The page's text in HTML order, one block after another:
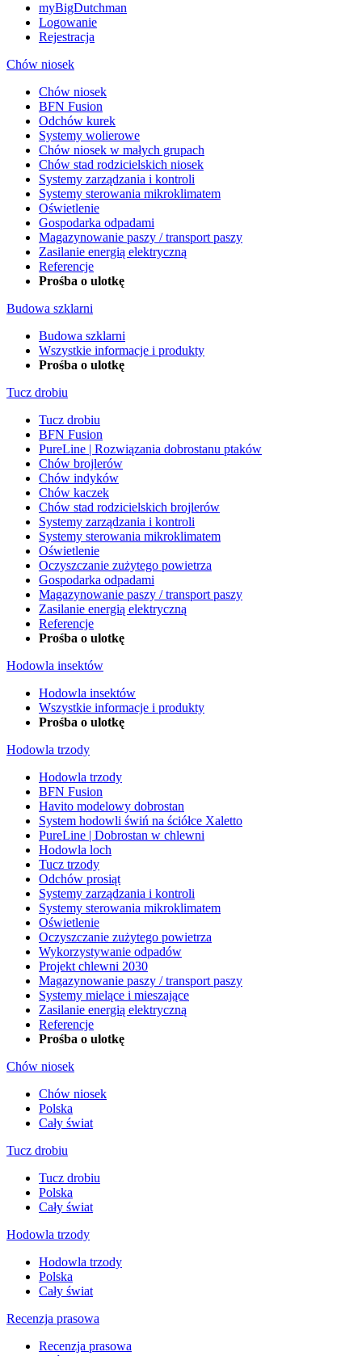
myBigDutchman
Logowanie
Rejestracja
Chów niosek
Chów niosek
BFN Fusion
Odchów kurek
Systemy wolierowe
Chów niosek w małych grupach
Chów stad rodzicielskich niosek
Systemy zarządzania i kontroli
Systemy sterowania mikroklimatem
Oświetlenie
Gospodarka odpadami
Magazynowanie paszy / transport paszy
Zasilanie energią elektryczną
Referencje
Prośba o ulotkę
Budowa szklarni
Budowa szklarni
Wszystkie informacje i produkty
Prośba o ulotkę
Tucz drobiu
Tucz drobiu
BFN Fusion
PureLine | Rozwiązania dobrostanu ptaków
Chów brojlerów
Chów indyków
Chów kaczek
Chów stad rodzicielskich brojlerów
Systemy zarządzania i kontroli
Systemy sterowania mikroklimatem
Oświetlenie
Oczyszczanie zużytego powietrza
Gospodarka odpadami
Magazynowanie paszy / transport paszy
Zasilanie energią elektryczną
Referencje
Prośba o ulotkę
Hodowla insektów
Hodowla insektów
Wszystkie informacje i produkty
Prośba o ulotkę
Hodowla trzody
Hodowla trzody
BFN Fusion
Havito modelowy dobrostan
System hodowli świń na ściółce Xaletto
PureLine | Dobrostan w chlewni
Hodowla loch
Tucz trzody
Odchów prosiąt
Systemy zarządzania i kontroli
Systemy sterowania mikroklimatem
Oświetlenie
Oczyszczanie zużytego powietrza
Wykorzystywanie odpadów
Projekt chlewni 2030
Magazynowanie paszy / transport paszy
Systemy mielące i mieszające
Zasilanie energią elektryczną
Referencje
Prośba o ulotkę
Chów niosek
Chów niosek
Polska
Cały świat
Tucz drobiu
Tucz drobiu
Polska
Cały świat
Hodowla trzody
Hodowla trzody
Polska
Cały świat
Recenzja prasowa
Recenzja prasowa